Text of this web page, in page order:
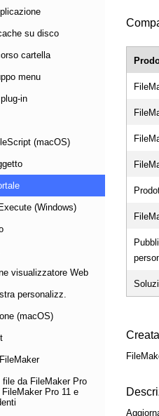
su disco
cartella
menu
in
(macOS)
(Windows)
visualizzatore Web
personalizz.
(macOS)
file da FileMaker Pro
Pro 11 e